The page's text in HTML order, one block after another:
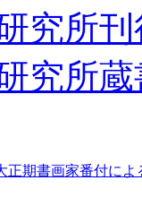
究所
究所
正期書画家番付によ